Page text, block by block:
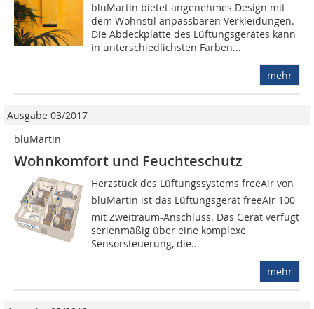
bluMartin bietet angenehmes Design mit
dem Wohnstil anpassbaren Verkleidungen.
Die Abdeckplatte des Lüftungsgerätes kann
in unterschiedlichsten Farben...
mehr
Ausgabe 03/2017
bluMartin
Wohnkomfort und Feuchteschutz
Herzstück des Lüftungssystems freeAir von
bluMartin ist das Lüftungsgerät freeAir 100
mit Zweitraum-Anschluss. Das Gerät verfügt
serienmäßig über eine komplexe
Sensorsteuerung, die...
mehr